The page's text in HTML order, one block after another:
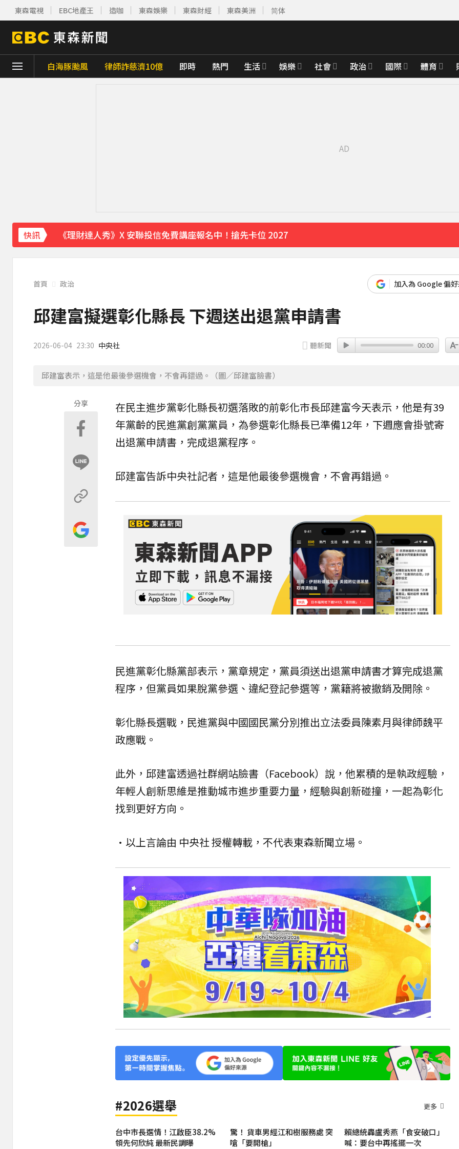
東森電視 EBC地產王 造咖 東森娛樂 東森財經 東森美洲 简体
白海豚颱風 律師詐慈濟10億 即時 熱門 生活 娛樂 社會 政治 國際 體育
快訊
《理財達人秀》X 安聯投信免費講座報名中！搶先卡位 2027
下載東森App，隨時掌握天下大小事！
《理財達人秀》X 安聯投信免費講座報名中！搶先卡位 2027
首頁 政治 加入為 Google 偏
邱建富擬選彰化縣長 下週送出退黨申請書
2026-06-04 23:30 中央社 聽新聞 00:00
邱建富表示，這是他最後參選機會，不會再錯過。（圖／邱建富臉書）
分享 在民主進步黨彰化縣長初選落敗的前彰化市長邱建富今天表示，他是有39
年黨齡的民進黨創黨黨員，為參選彰化縣長已準備12年，下週應會掛號寄
出退黨申請書，完成退黨程序。
邱建富告訴中央社記者，這是他最後參選機會，不會再錯過。
民進黨彰化縣黨部表示，黨章規定，黨員須送出退黨申請書才算完成退黨
程序，但黨員如果脫黨參選、違紀登記參選等，黨籍將被撤銷及開除。
彰化縣長選戰，民進黨與中國國民黨分別推出立法委員陳素月與律師魏平
政應戰。
此外，邱建富透過社群網站臉書（Facebook）說，他累積的是執政經驗，
年輕人創新思維是推動城市進步重要力量，經驗與創新碰撞，一起為彰化
找到更好方向。
•以上言論由 中央社 授權轉載，不代表東森新聞立場。
#2026選舉 更多
台中市長選情！江啟臣38.2%
領先何欣純 最新民調曝
驚！ 貨車男經江和樹服務處 突
嗆「要開槍」
賴總統轟盧秀燕「食安破口」
喊：要台中再搖擺一次